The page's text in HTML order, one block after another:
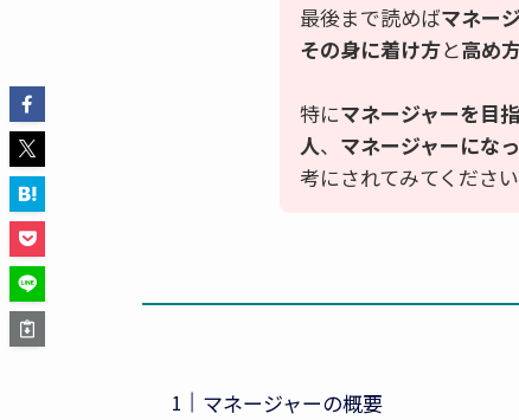
最後まで読めばマネー
その身に着け方と高め
特にマネージャーを目
人、 マネージャーにな
考にされてみてください
マネージャーの概要